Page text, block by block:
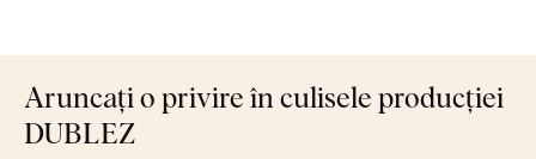
Aruncați o privire în culisele producției
DUBLEZ